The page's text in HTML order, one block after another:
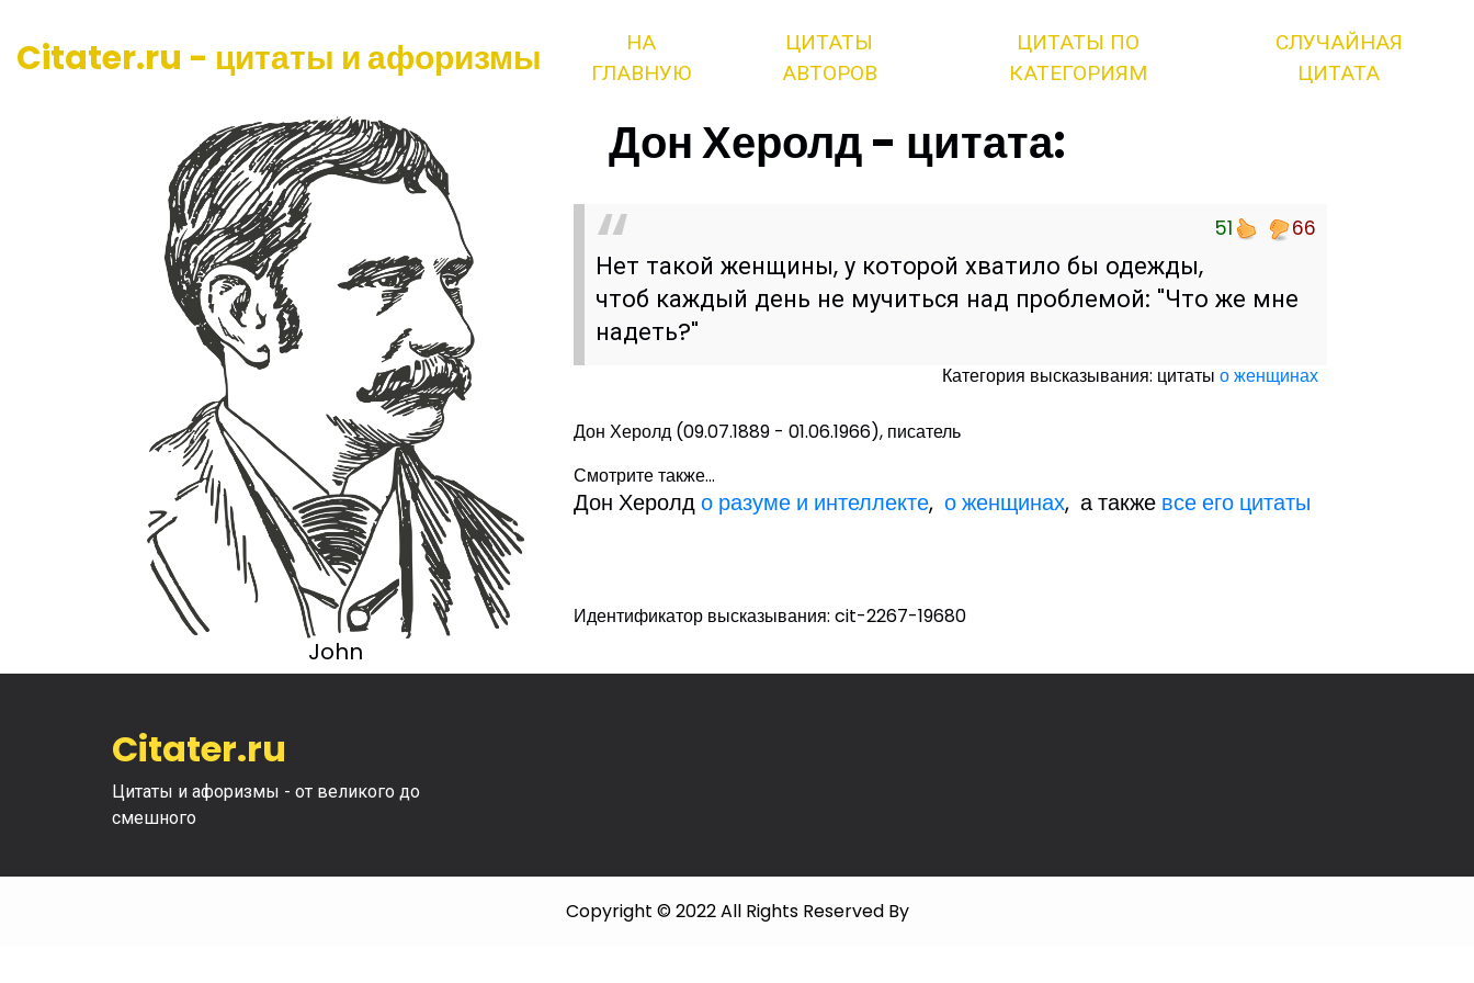
Citater.ru - цитаты и афоризмы
НА
ГЛАВНУЮ
ЦИТАТЫ
АВТОРОВ
ЦИТАТЫ ПО
КАТЕГОРИЯМ
СЛУЧАЙНАЯ
ЦИТАТА
John
Дон Херолд - цитата:
51 66
Нет такой женщины, у которой хватило бы одежды,
чтоб каждый день не мучиться над проблемой: "Что же мне
надеть?"
Категория высказывания: цитаты о женщинах
Дон Херолд (09.07.1889 - 01.06.1966), писатель
Смотрите также...
Дон Херолдо разуме и интеллекте,о женщинах, а также все его цитаты
Идентификатор высказывания: cit-2267-19680
Citater.ru
Цитаты и афоризмы - от великого до
смешного
Copyright © 2022 All Rights Reserved By